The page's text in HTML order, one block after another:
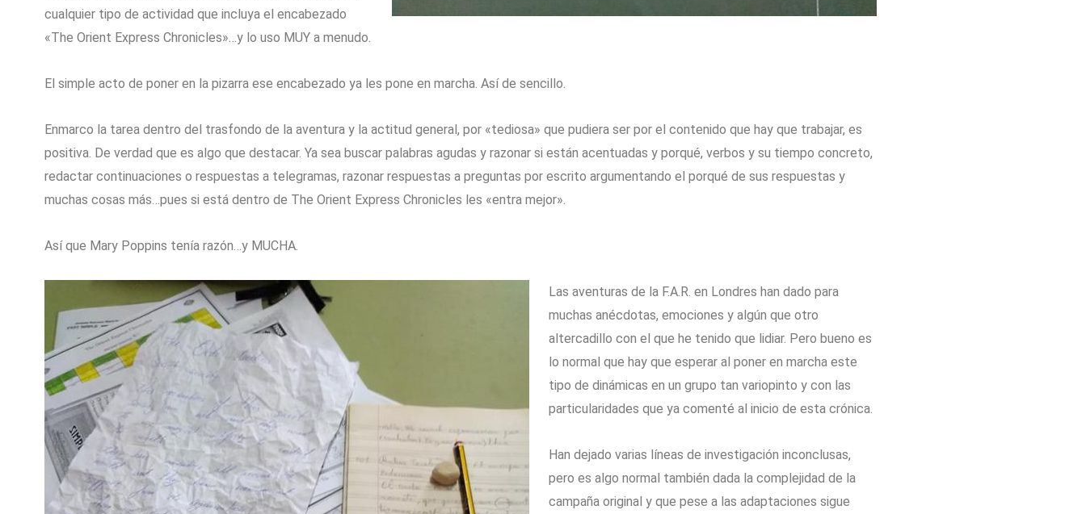
cualquier tipo de actividad que incluya el encabezado
«The Orient Express Chronicles»…y lo uso MUY a menudo.
El simple acto de poner en la pizarra ese encabezado ya les pone en marcha. Así de sencillo.
Enmarco la tarea dentro del trasfondo de la aventura y la actitud general, por «tediosa» que pudiera ser por el contenido que hay que trabajar, es
positiva. De verdad que es algo que destacar. Ya sea buscar palabras agudas y razonar si están acentuadas y porqué, verbos y su tiempo concreto,
redactar continuaciones o respuestas a telegramas, razonar respuestas a preguntas por escrito argumentando el porqué de sus respuestas y
muchas cosas más…pues si está dentro de The Orient Express Chronicles les «entra mejor».
Así que Mary Poppins tenía razón…y MUCHA.
Las aventuras de la F.A.R. en Londres han dado para
muchas anécdotas, emociones y algún que otro
altercadillo con el que he tenido que lidiar. Pero bueno es
lo normal que hay que esperar al poner en marcha este
tipo de dinámicas en un grupo tan variopinto y con las
particularidades que ya comenté al inicio de esta crónica.
Han dejado varias líneas de investigación inconclusas,
pero es algo normal también dada la complejidad de la
campaña original y que pese a las adaptaciones sigue